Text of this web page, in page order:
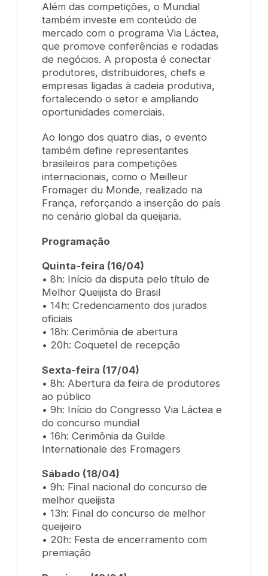
Além das competições, o Mundial
também investe em conteúdo de
mercado com o programa Via Láctea,
que promove conferências e rodadas
de negócios. A proposta é conectar
produtores, distribuidores, chefs e
empresas ligadas à cadeia produtiva,
fortalecendo o setor e ampliando
oportunidades comerciais.
Ao longo dos quatro dias, o evento
também define representantes
brasileiros para competições
internacionais, como o Meilleur
Fromager du Monde, realizado na
França, reforçando a inserção do país
no cenário global da queijaria.
Programação
Quinta-feira (16/04)
• 8h: Início da disputa pelo título de
Melhor Queijista do Brasil
• 14h: Credenciamento dos jurados
oficiais
• 18h: Cerimônia de abertura
• 20h: Coquetel de recepção
Sexta-feira (17/04)
• 8h: Abertura da feira de produtores
ao público
• 9h: Início do Congresso Via Láctea e
do concurso mundial
• 16h: Cerimônia daGuilde
Internationale des Fromagers
Sábado (18/04)
• 9h: Final nacional do concurso de
melhor queijista
• 13h: Final do concurso de melhor
queijeiro
• 20h: Festa de encerramento com
premiação